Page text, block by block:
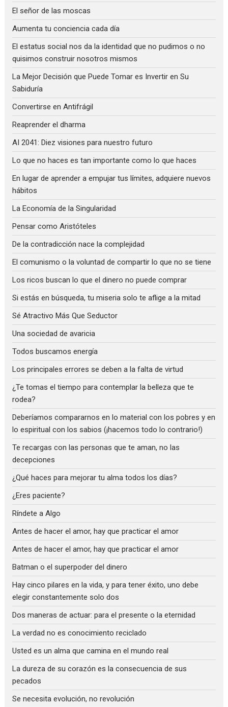
El señor de las moscas
Aumenta tu conciencia cada día
El estatus social nos da la identidad que no pudimos o no
quisimos construir nosotros mismos
La Mejor Decisión que Puede Tomar es Invertir en Su
Sabiduría
Convertirse en Antifrágil
Reaprender el dharma
AI 2041: Diez visiones para nuestro futuro
Lo que no haces es tan importante como lo que haces
En lugar de aprender a empujar tus límites, adquiere nuevos
hábitos
La Economía de la Singularidad
Pensar como Aristóteles
De la contradicción nace la complejidad
El comunismo o la voluntad de compartir lo que no se tiene
Los ricos buscan lo que el dinero no puede comprar
Si estás en búsqueda, tu miseria solo te aflige a la mitad
Sé Atractivo Más Que Seductor
Una sociedad de avaricia
Todos buscamos energía
Los principales errores se deben a la falta de virtud
¿Te tomas el tiempo para contemplar la belleza que te
rodea?
Deberíamos compararnos en lo material con los pobres y en
lo espiritual con los sabios (¡hacemos todo lo contrario!)
Te recargas con las personas que te aman, no las
decepciones
¿Qué haces para mejorar tu alma todos los días?
¿Eres paciente?
Ríndete a Algo
Antes de hacer el amor, hay que practicar el amor
Antes de hacer el amor, hay que practicar el amor
Batman o el superpoder del dinero
Hay cinco pilares en la vida, y para tener éxito, uno debe
elegir constantemente solo dos
Dos maneras de actuar: para el presente o la eternidad
La verdad no es conocimiento reciclado
Usted es un alma que camina en el mundo real
La dureza de su corazón es la consecuencia de sus
pecados
Se necesita evolución, no revolución